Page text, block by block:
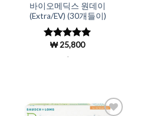
바이오메딕스 원데이
(Extra/EV) (30개들이)
5 중에서
로 평
₩25,800